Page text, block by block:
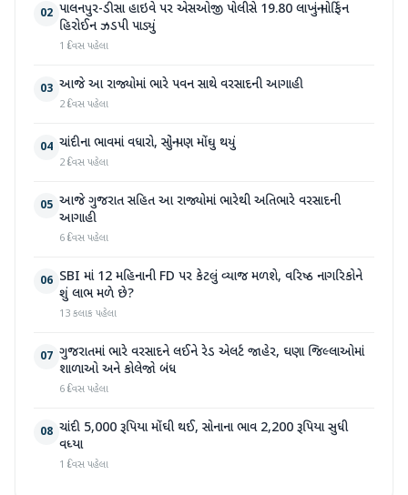
02 પાલનપુર-ડીસા હાઇવે પર એસઓજી પોલીસે 19.80 લાખનું મોર્ફિન
હિરોઈન ઝડપી પાડ્યું
1 દિવસ પહેલા
03 આજે આ રાજ્યોમાં ભારે પવન સાથે વરસાદની આગાહી
2 દિવસ પહેલા
04 ચાંદીના ભાવમાં વધારો, સોનું પણ મોંઘુ થયું
2 દિવસ પહેલા
05 આજે ગુજરાત સહિત આ રાજ્યોમાં ભારેથી અતિભારે વરસાદની
આગાહી
6 દિવસ પહેલા
06 SBI માં 12 મહિનાની FD પર કેટલું વ્યાજ મળશે, વરિષ્ઠ નાગરિકોને
શું લાભ મળે છે?
13 કલાક પહેલા
07 ગુજરાતમાં ભારે વરસાદને લઈને રેડ એલર્ટ જાહેર, ઘણા જિલ્લાઓમાં
શાળાઓ અને કોલેજો બંધ
6 દિવસ પહેલા
08 ચાંદી 5,000 રૂપિયા મોંઘી થઈ, સોનાના ભાવ 2,200 રૂપિયા સુધી
વધ્યા
1 દિવસ પહેલા